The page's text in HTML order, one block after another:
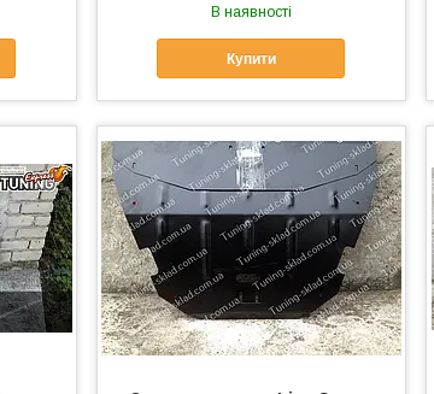
В наявності
Купити